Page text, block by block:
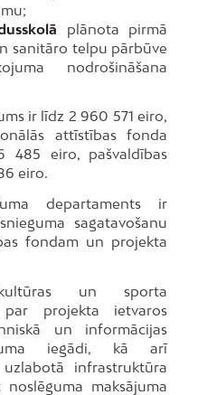
plānota pirmā
sanitāro telpu pārbūve
nodrošināšana
ir līdz 2 960 571 eiro,
attīstības fonda
485 eiro, pašvaldības
eiro.
departaments ir
sagatavošanu
fondam un projekta
un sporta
par projekta ietvaros
un informācijas
iegādi, kā arī
infrastruktūra
maksājuma